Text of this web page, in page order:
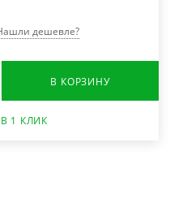
дешевле?
В КОРЗИНУ
1 КЛИК